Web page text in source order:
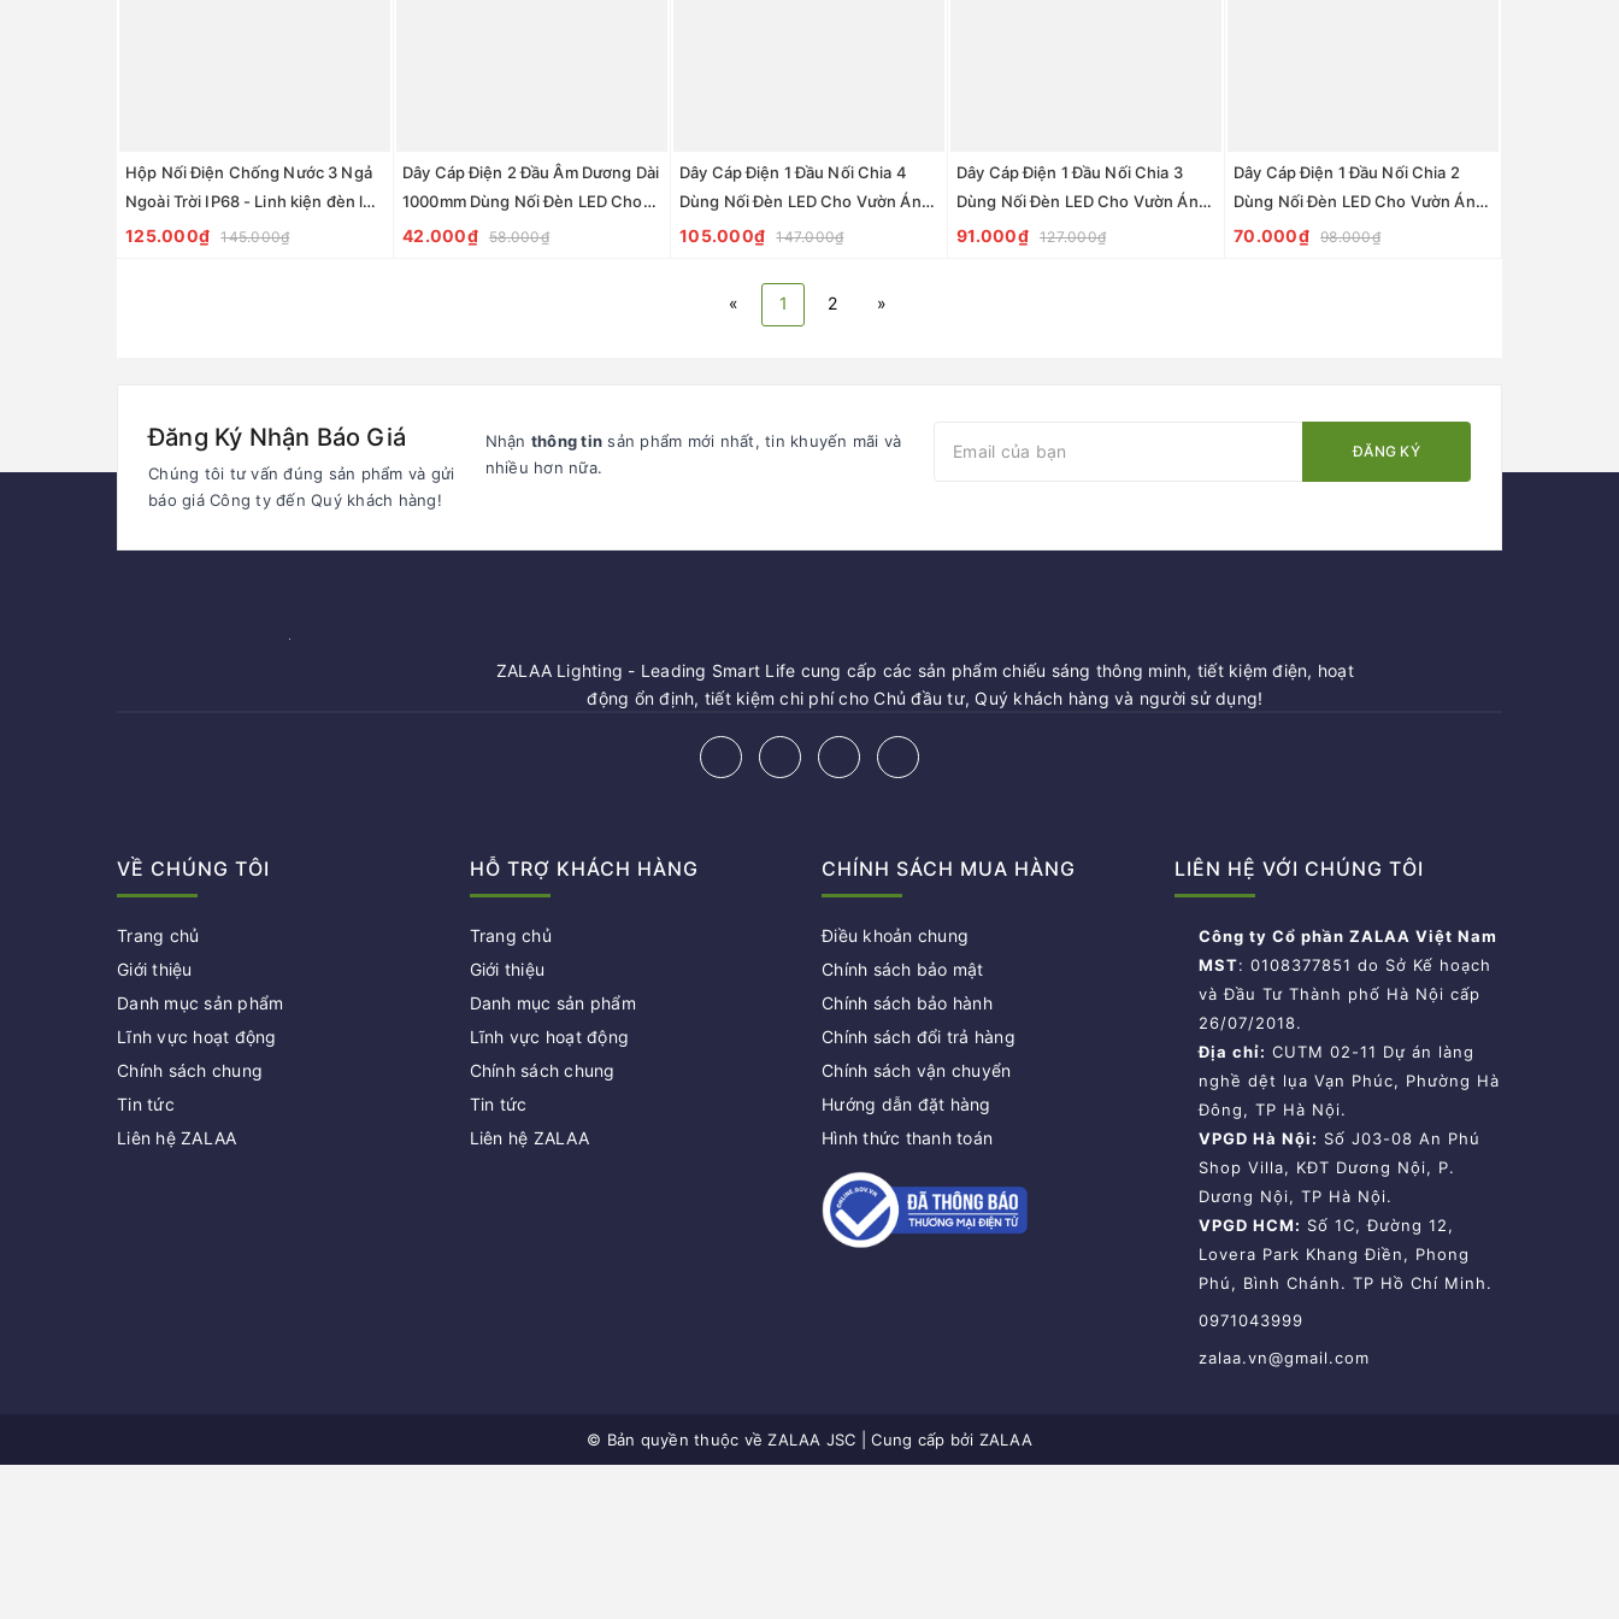
Hộp Nối Điện Chống Nước 3 Ngả
Ngoài Trời IP68 - Linh kiện đèn led
Zalaa
125.000₫ 145.000₫
Dây Cáp Điện 2 Đầu Âm Dương Dài
1000mm Dùng Nối Đèn LED Cho
Vườn Ánh Sáng / Light Garden
42.000₫ 58.000₫
Dây Cáp Điện 1 Đầu Nối Chia 4
Dùng Nối Đèn LED Cho Vườn Ánh
Sáng / Light Garden
105.000₫ 147.000₫
Dây Cáp Điện 1 Đầu Nối Chia 3
Dùng Nối Đèn LED Cho Vườn Ánh
Sáng / Light Garden
91.000₫ 127.000₫
Dây Cáp Điện 1 Đầu Nối Chia 2
Dùng Nối Đèn LED Cho Vườn Ánh
Sáng / Light Garden
70.000₫ 98.000₫
« 1 2 »
Đăng Ký Nhận Báo Giá
Chúng tôi tư vấn đúng sản phẩm và gửi
báo giá Công ty đến Quý khách hàng!
Nhận thông tin sản phẩm mới nhất, tin khuyến mãi và
nhiều hơn nữa.
ĐĂNG KÝ
ZALAA Lighting - Leading Smart Life cung cấp các sản phẩm chiếu sáng thông minh, tiết kiệm điện, hoạt
động ổn định, tiết kiệm chi phí cho Chủ đầu tư, Quý khách hàng và người sử dụng!
VỀ CHÚNG TÔI
Trang chủ
Giới thiệu
Danh mục sản phẩm
Lĩnh vực hoạt động
Chính sách chung
Tin tức
Liên hệ ZALAA
HỖ TRỢ KHÁCH HÀNG
Trang chủ
Giới thiệu
Danh mục sản phẩm
Lĩnh vực hoạt động
Chính sách chung
Tin tức
Liên hệ ZALAA
CHÍNH SÁCH MUA HÀNG
Điều khoản chung
Chính sách bảo mật
Chính sách bảo hành
Chính sách đổi trả hàng
Chính sách vận chuyển
Hướng dẫn đặt hàng
Hình thức thanh toán
LIÊN HỆ VỚI CHÚNG TÔI
Công ty Cổ phần ZALAA Việt Nam
MST: 0108377851 do Sở Kế hoạch
và Đầu Tư Thành phố Hà Nội cấp
26/07/2018.
Địa chỉ: CUTM 02-11 Dự án làng
nghề dệt lụa Vạn Phúc, Phường Hà
Đông, TP Hà Nội.
VPGD Hà Nội: Số J03-08 An Phú
Shop Villa, KĐT Dương Nội, P.
Dương Nội, TP Hà Nội.
VPGD HCM: Số 1C, Đường 12,
Lovera Park Khang Điền, Phong
Phú, Bình Chánh. TP Hồ Chí Minh.
0971043999
zalaa.vn@gmail.com
© Bản quyền thuộc vềZALAA JSC Cung cấp bởi ZALAA